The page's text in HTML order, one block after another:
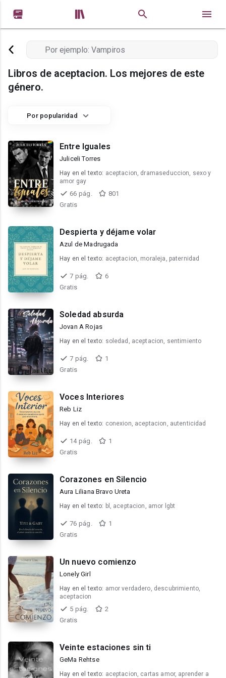
 
Libros de aceptacion. Los mejores de este
género.
Por popularidad
Entre Iguales
Juliceli Torres
Hay en el texto: aceptacion, dramaseduccion, sexo y
amor gay
66 pág.
801
Gratis
Despierta y déjame volar
Azul de Madrugada
Hay en el texto: aceptacion, moraleja, paternidad
7 pág.
6
Gratis
Soledad absurda
Jovan A Rojas
Hay en el texto: soledad, aceptacion, sentimiento
7 pág.
1
Gratis
Voces Interiores
Reb Liz
Hay en el texto: conexion, aceptacion, autenticidad
14 pág.
1
Gratis
Corazones en Silencio
Aura Liliana Bravo Ureta
Hay en el texto: bl, aceptacion, amor lgbt
76 pág.
1
Gratis
Un nuevo comienzo
Lonely Girl
Hay en el texto: amor verdadero, descubrimiento,
aceptacion
5 pág.
2
Gratis
Veinte estaciones sin ti
GeMa Rehtse
Hay en el texto: aceptacion, cartas amor, aprender a